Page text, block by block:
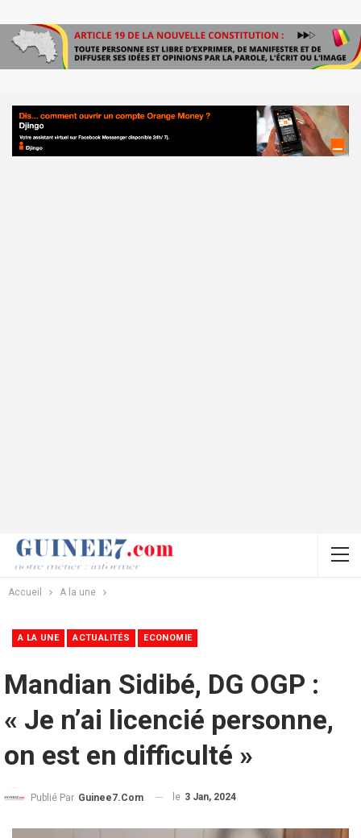
Accueil A la une
A LA UNE ACTUALITÉS ECONOMIE
Mandian Sidibé, DG OGP :
« Je n’ai licencié personne,
on est en difficulté »
Publié Par Guinee7.com le 3 Jan, 2024